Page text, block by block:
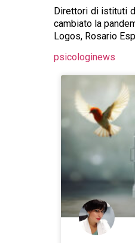
Direttori di istituti
cambiato la
Logos, Rosario
psicologinews